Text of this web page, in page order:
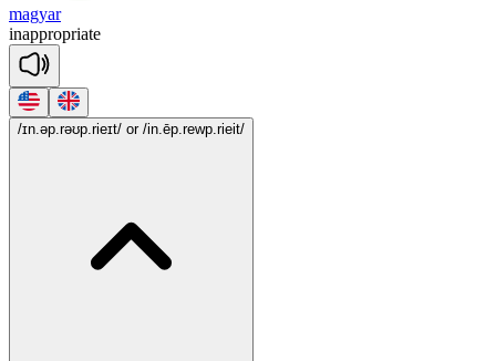
magyar
inappropriate
/ɪn.əp.rəʊp.rieɪt/ or /in.ēp.rewp.rieit/